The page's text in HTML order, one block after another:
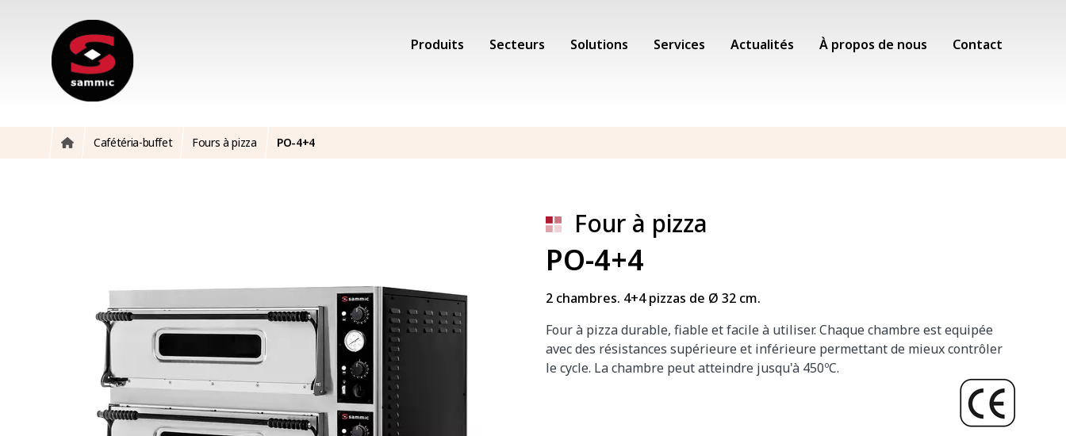
Produits Secteurs Solutions Services Actualités À propos de nous Contact
Cafétéria-buffet Fours à pizza PO-4+4
Four à pizza
PO-4+4
2 chambres. 4+4 pizzas de Ø 32 cm.
Four à pizza durable, fiable et facile à utiliser. Chaque chambre est equipée
avec des résistances supérieure et inférieure permettant de mieux contrôler
le cycle. La chambre peut atteindre jusqu'à 450ºC.